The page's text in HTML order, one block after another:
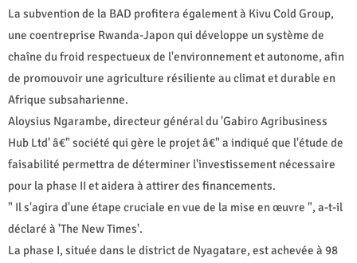
La subvention de la BAD profitera également à Kivu Cold Group,
une coentreprise Rwanda-Japon qui développe un système de
chaîne du froid respectueux de l'environnement et autonome, afin
de promouvoir une agriculture résiliente au climat et durable en
Afrique subsaharienne.
Aloysius Ngarambe, directeur général du 'Gabiro Agribusiness
Hub Ltd' â€" société qui gère le projet â€" a indiqué que l'étude de
faisabilité permettra de déterminer l'investissement nécessaire
pour la phase II et aidera à attirer des financements.
" Il s'agira d'une étape cruciale en vue de la mise en œuvre ", a-t-il
déclaré à 'The New Times'.
La phase I, située dans le district de Nyagatare, est achevée à 98